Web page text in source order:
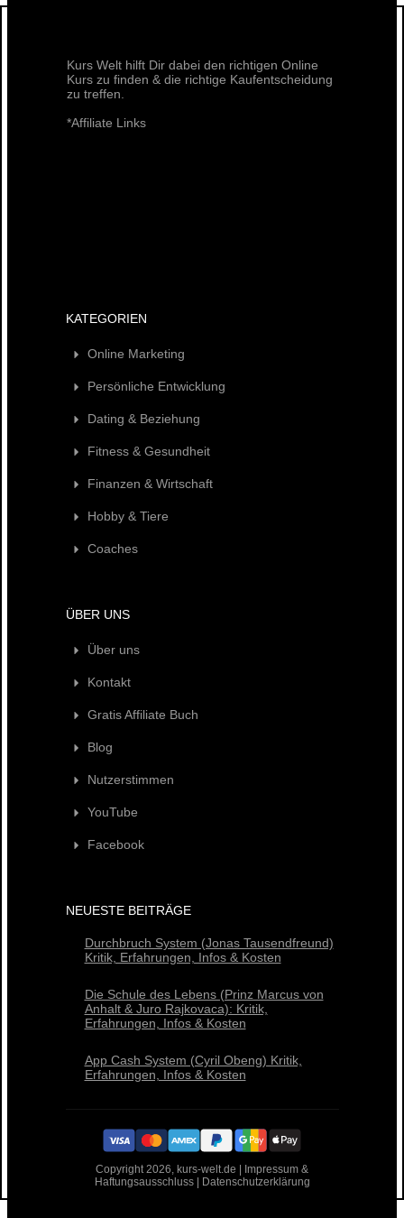
Kurs Welt hilft Dir dabei den richtigen Online
Kurs zu finden & die richtige Kaufentscheidung
zu treffen.
*Affiliate Links
KATEGORIEN
Online Marketing
Persönliche Entwicklung
Dating & Beziehung
Fitness & Gesundheit
Finanzen & Wirtschaft
Hobby & Tiere
Coaches
ÜBER UNS
Über uns
Kontakt
Gratis Affiliate Buch
Blog
Nutzerstimmen
YouTube
Facebook
NEUESTE BEITRÄGE
Durchbruch System (Jonas Tausendfreund)
Kritik, Erfahrungen, Infos & Kosten
Die Schule des Lebens (Prinz Marcus von
Anhalt & Juro Rajkovaca): Kritik,
Erfahrungen, Infos & Kosten
App Cash System (Cyril Obeng) Kritik,
Erfahrungen, Infos & Kosten
Copyright2026, kurs-welt.de |
Impressum &
Haftungsausschluss| Datenschutzerklärung